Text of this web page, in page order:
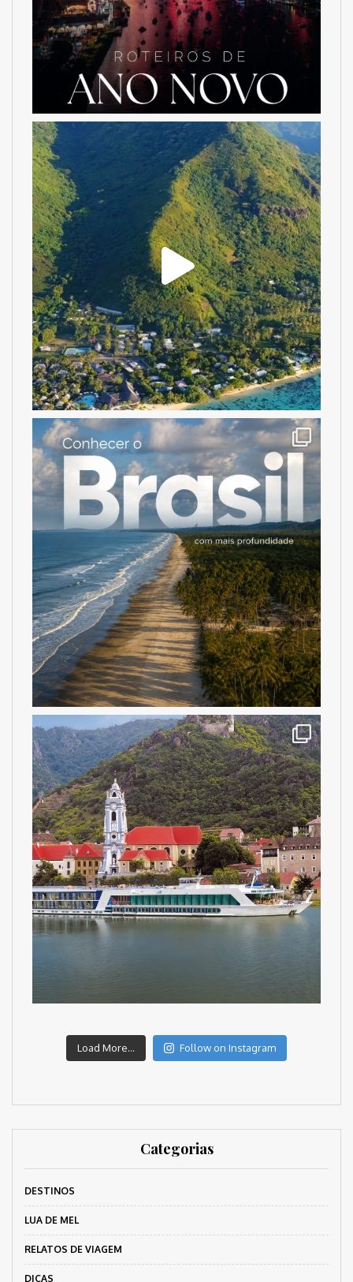
Load More... Follow on Instagram
Categorias
DESTINOS
LUA DE MEL
RELATOS DE VIAGEM
DICAS